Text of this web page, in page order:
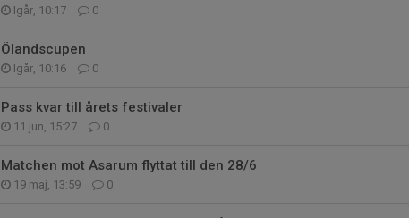
Igår, 10:17 0
Ölandscupen
Igår, 10:16 0
Pass kvar till årets festivaler
11 jun, 15:27 0
Matchen mot Asarum flyttat till den 28/6
19 maj, 13:59 0